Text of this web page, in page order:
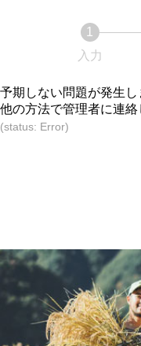
1
入力
予期しない問題が発生し
他の方法で管理者に連絡
(status: Error)